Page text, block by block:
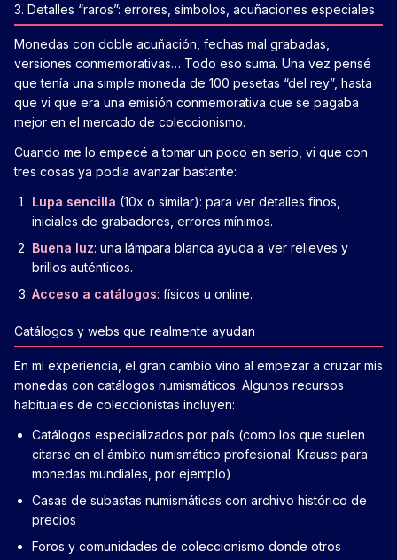
3. Detalles “raros”: errores, símbolos, acuñaciones especiales
Monedas con doble acuñación, fechas mal grabadas,
versiones conmemorativas… Todo eso suma. Una vez pensé
que tenía una simple moneda de 100 pesetas “del rey”, hasta
que vi que era una emisión conmemorativa que se pagaba
mejor en el mercado de coleccionismo.
Cuando me lo empecé a tomar un poco en serio, vi que con
tres cosas ya podía avanzar bastante:
Lupa sencilla (10x o similar): para ver detalles finos,
iniciales de grabadores, errores mínimos.
Buena luz: una lámpara blanca ayuda a ver relieves y
brillos auténticos.
Acceso a catálogos: físicos u online.
Catálogos y webs que realmente ayudan
En mi experiencia, el gran cambio vino al empezar a cruzar mis
monedas con catálogos numismáticos. Algunos recursos
habituales de coleccionistas incluyen:
Catálogos especializados por país (como los que suelen
citarse en el ámbito numismático profesional: Krause para
monedas mundiales, por ejemplo)
Casas de subastas numismáticas con archivo histórico de
precios
Foros y comunidades de coleccionismo donde otros